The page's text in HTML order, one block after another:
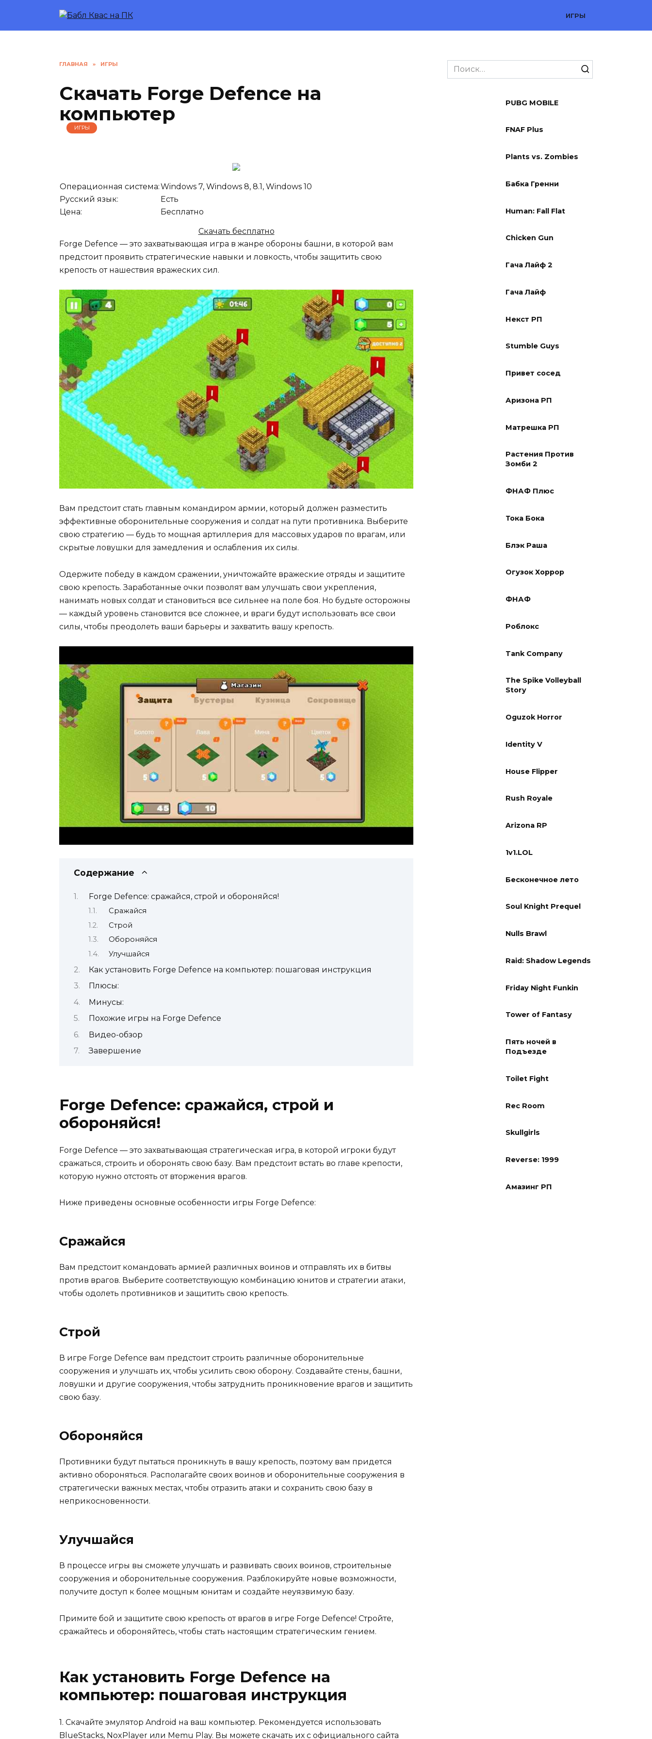
содержанию
ИГРЫ
ГЛАВНАЯ » ИГРЫ
Скачать Forge Defence на
компьютер
ИГРЫ
Операционная система:Windows 7, Windows 8, 8.1, Windows 10
Русский язык:
Есть
Цена:
Бесплатно
Скачать бесплатно
Forge Defence — это захватывающая игра в жанре обороны башни, в которой вам
предстоит проявить стратегические навыки и ловкость, чтобы защитить свою
крепость от нашествия вражеских сил.
Вам предстоит стать главным командиром армии, который должен разместить
эффективные оборонительные сооружения и солдат на пути противника. Выберите
свою стратегию — будь то мощная артиллерия для массовых ударов по врагам, или
скрытые ловушки для замедления и ослабления их силы.
Одержите победу в каждом сражении, уничтожайте вражеские отряды и защитите
свою крепость. Заработанные очки позволят вам улучшать свои укрепления,
нанимать новых солдат и становиться все сильнее на поле боя. Но будьте осторожны
— каждый уровень становится все сложнее, и враги будут использовать все свои
силы, чтобы преодолеть ваши барьеры и захватить вашу крепость.
Содержание
Forge Defence: сражайся, строй и обороняйся!
Сражайся
Строй
Обороняйся
Улучшайся
Как установить Forge Defence на компьютер: пошаговая инструкция
Плюсы:
Минусы:
Похожие игры на Forge Defence
Видео-обзор
Завершение
Forge Defence: сражайся, строй и
обороняйся!
Forge Defence — это захватывающая стратегическая игра, в которой игроки будут
сражаться, строить и оборонять свою базу. Вам предстоит встать во главе крепости,
которую нужно отстоять от вторжения врагов.
Ниже приведены основные особенности игры Forge Defence:
Сражайся
Вам предстоит командовать армией различных воинов и отправлять их в битвы
против врагов. Выберите соответствующую комбинацию юнитов и стратегии атаки,
чтобы одолеть противников и защитить свою крепость.
Строй
В игре Forge Defence вам предстоит строить различные оборонительные
сооружения и улучшать их, чтобы усилить свою оборону. Создавайте стены, башни,
ловушки и другие сооружения, чтобы затруднить проникновение врагов и защитить
свою базу.
Обороняйся
Противники будут пытаться проникнуть в вашу крепость, поэтому вам придется
активно обороняться. Располагайте своих воинов и оборонительные сооружения в
стратегически важных местах, чтобы отразить атаки и сохранить свою базу в
неприкосновенности.
Улучшайся
В процессе игры вы сможете улучшать и развивать своих воинов, строительные
сооружения и оборонительные сооружения. Разблокируйте новые возможности,
получите доступ к более мощным юнитам и создайте неуязвимую базу.
Примите бой и защитите свою крепость от врагов в игре Forge Defence! Стройте,
сражайтесь и обороняйтесь, чтобы стать настоящим стратегическим гением.
Как установить Forge Defence на
компьютер: пошаговая инструкция
1. Скачайте эмулятор Android на ваш компьютер. Рекомендуется использовать
BlueStacks, NoxPlayer или Memu Play. Вы можете скачать их с официального сайта
Search
for:
PUBG MOBILE
FNAF Plus
Plants vs. Zombies
Бабка Гренни
Human: Fall Flat
Chicken Gun
Гача Лайф 2
Гача Лайф
Некст РП
Stumble Guys
Привет сосед
Аризона РП
Матрешка РП
Растения Против
Зомби 2
ФНАФ Плюс
Тока Бока
Блэк Раша
Огузок Хоррор
ФНАФ
Роблокс
Tank Company
The Spike Volleyball
Story
Oguzok Horror
Identity V
House Flipper
Rush Royale
Arizona RP
1v1.LOL
Бесконечное лето
Soul Knight Prequel
Nulls Brawl
Raid: Shadow Legends
Friday Night Funkin
Tower of Fantasy
Пять ночей в
Подъезде
Toilet Fight
Rec Room
Skullgirls
Reverse: 1999
Амазинг РП